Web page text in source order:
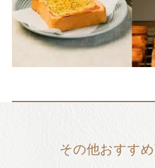
その他おすす